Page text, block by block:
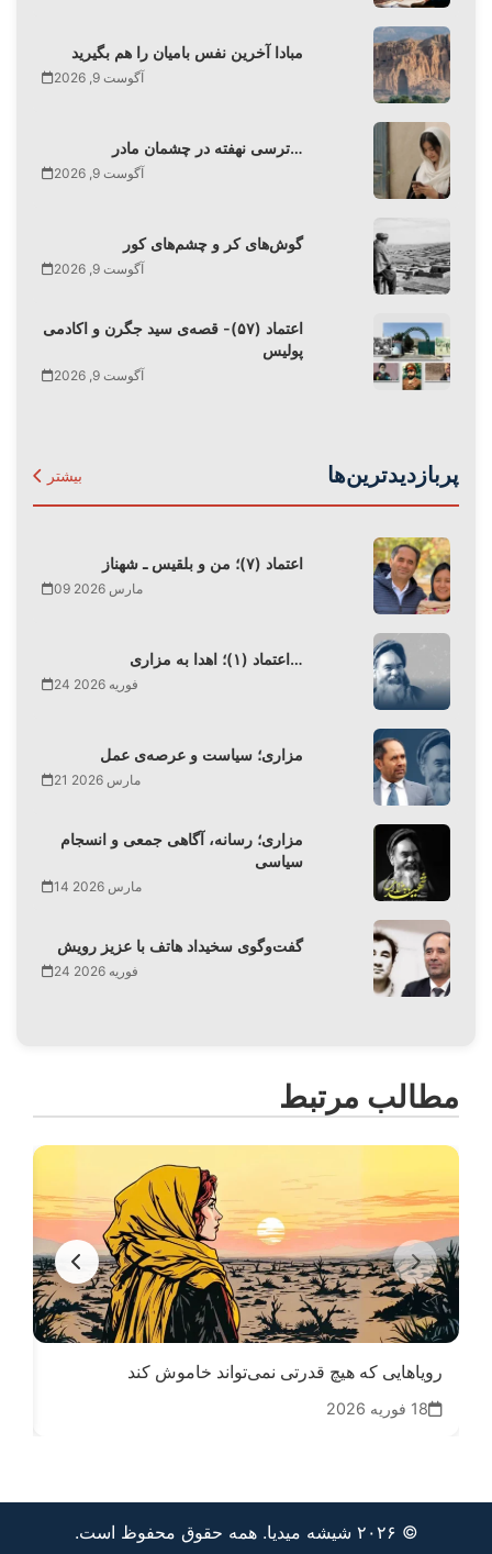
مبادا آخرین نفس بامیان را هم بگیرید
آگوست 9, 2026
ترسی نهفته در چشمان مادر…
آگوست 9, 2026
گوش‌های کر و چشم‌های کور
آگوست 9, 2026
اعتماد (۵۷)- قصه‌ی سید جگرن و اکادمی
پولیس
آگوست 9, 2026
پربازدیدترین‌ها بیشتر
اعتماد (۷)؛ من و بلقیس ـ شهناز
09 مارس 2026
اعتماد (۱)؛ اهدا به مزاری…
24 فوریه 2026
مزاری؛ سیاست و عرصه‌ی عمل
21 مارس 2026
مزاری؛ رسانه، آگاهی جمعی و انسجام
سیاسی
14 مارس 2026
گفت‌وگوی سخیداد هاتف با عزیز رویش
24 فوریه 2026
مطالب مرتبط
رویاهایی که هیچ قدرتی نمی‌تواند خاموش‌ کند
18 فوریه 2026
© ۲۰۲۶ شیشه میدیا. همه حقوق محفوظ است.